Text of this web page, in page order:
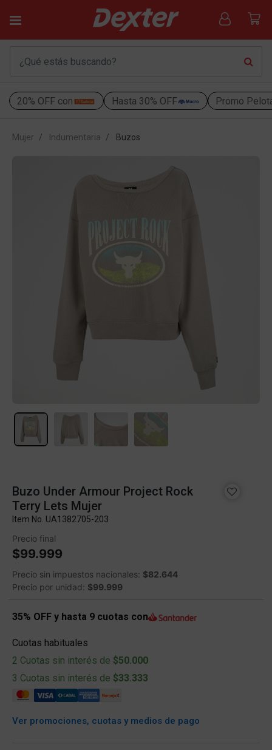
20% OFF con Hasta 30% OFF Promo
Mujer Indumentaria Buzos
Buzo Under Armour Project Rock
Terry Lets Mujer
Item No. UA1382705-203
Precio final
$99.999
Precio sin impuestos nacionales: $82.644
Precio por unidad: $99.999
35% OFF y hasta 9 cuotas con
Cuotas habituales
2 Cuotas sin interés de $50.000
3 Cuotas sin interés de $33.333
Ver promociones, cuotas y medios de pago